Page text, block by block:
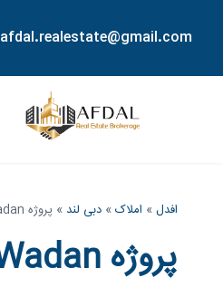
afdal.realestate@gmail.com
افدل» املاک» دبی لند » پروژه Weston by Wadan در دبی‌‌لند
پروژه Weston by Wadan در دبی‌‌لند